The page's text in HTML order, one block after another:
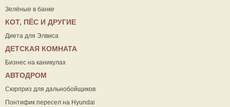
Зелёные в банке
КОТ, ПЁС И ДРУГИЕ
Диета для Элвиса
ДЕТСКАЯ КОМНАТА
Бизнес на каникулах
АВТОДРОМ
Сюрприз для дальнобойщиков
Понтифик пересел на Hyundai